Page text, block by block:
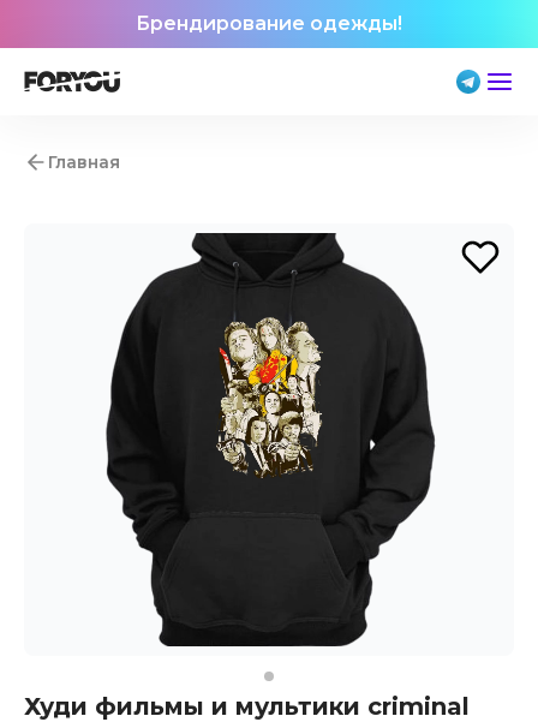
Брендирование одежды!
Главная
Худи фильмы и мультики criminal